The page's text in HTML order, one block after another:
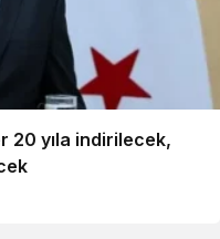
20 yıla indirilecek,